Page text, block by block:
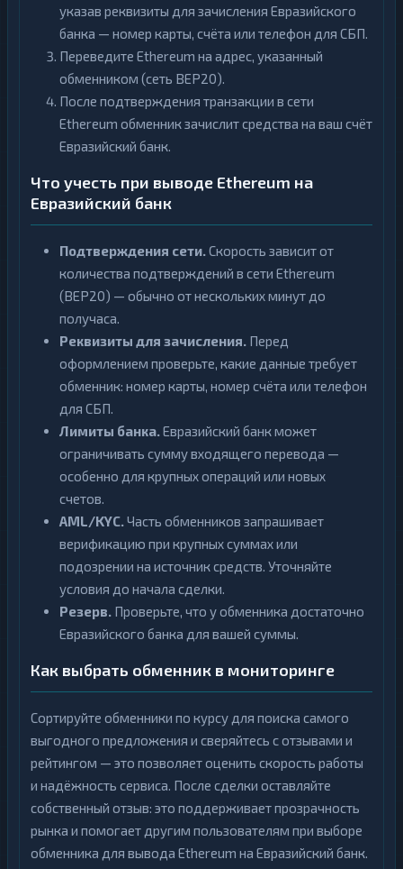
указав реквизиты для зачисления Евразийского
банка — номер карты, счёта или телефон для СБП.
Переведите Ethereum на адрес, указанный
обменником (сеть BEP20).
После подтверждения транзакции в сети
Ethereum обменник зачислит средства на ваш счёт
Евразийский банк.
Что учесть при выводе Ethereum на
Евразийский банк
Подтверждения сети.Скорость зависит от
количества подтверждений в сети Ethereum
(BEP20) — обычно от нескольких минут до
получаса.
Реквизиты для зачисления. Перед
оформлением проверьте, какие данные требует
обменник: номер карты, номер счёта или телефон
для СБП.
Лимиты банка.Евразийский банк может
ограничивать сумму входящего перевода —
особенно для крупных операций или новых
счетов.
AML/KYC.Часть обменников запрашивает
верификацию при крупных суммах или
подозрении на источник средств. Уточняйте
условия до начала сделки.
Резерв. Проверьте, что у обменника достаточно
Евразийского банка для вашей суммы.
Как выбрать обменник в мониторинге
Сортируйте обменники по курсу для поиска самого
выгодного предложения и сверяйтесь с отзывами и
рейтингом — это позволяет оценить скорость работы
и надёжность сервиса. После сделки оставляйте
собственный отзыв: это поддерживает прозрачность
рынка и помогает другим пользователям при выборе
обменника для вывода Ethereum на Евразийский банк.